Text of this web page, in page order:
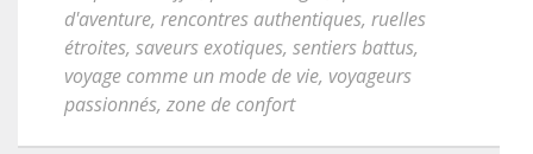
d'aventure, rencontres authentiques, ruelles
étroites, saveurs exotiques, sentiers battus,
voyage comme un mode de vie, voyageurs
passionnés, zone de confort